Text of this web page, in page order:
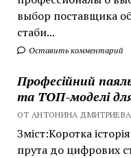
выбор поставщика
стаби...
Оставить комментарий
Професійний
та ТОП-моделі
ОТ АНТОНИНА ДМИТРИЕВА
Зміст:Коротка
прута до цифрових